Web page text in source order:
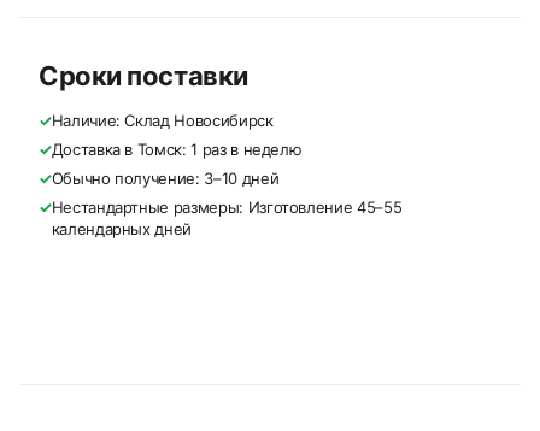
Сроки поставки
✓Наличие: Склад Новосибирск
✓Доставка в Томск: 1 раз в неделю
✓Обычно получение: 3–10 дней
✓Нестандартные размеры: Изготовление 45–55
календарных дней